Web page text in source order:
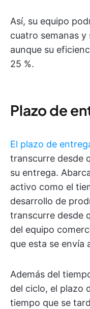
Así, su equipo
cuatro semanas y
aunque su
25 %.
Plazo de
El plazo de
transcurre desde
su entrega.
activo como el
desarrollo de
transcurre desde
del equipo
que esta se envía
Además del
del ciclo, el plazo
tiempo que se